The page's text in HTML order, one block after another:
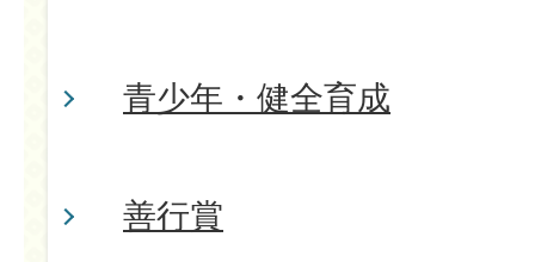
青少年・健全育成
善行賞